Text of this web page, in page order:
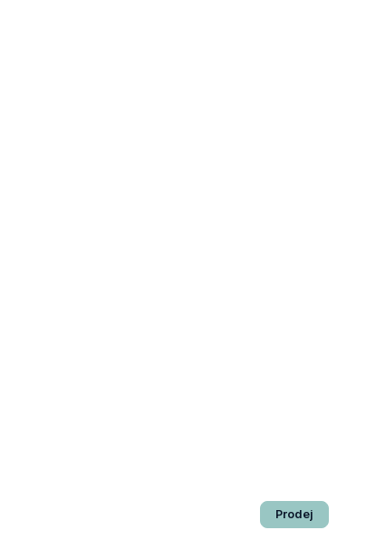
Prodej